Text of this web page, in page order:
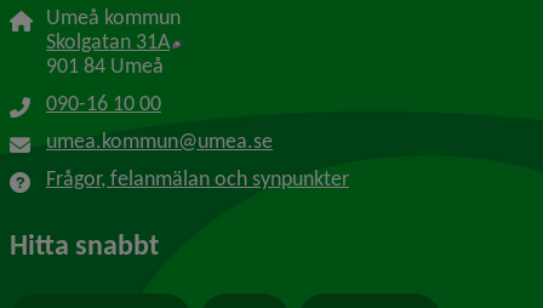
Umeå kommun
Skolgatan 31A Länk till annan webbplats, öppnas i nytt
901 84 Umeå
090-16 10 00
umea.kommun@umea.se
Frågor, felanmälan och synpunkter
Hitta snabbt